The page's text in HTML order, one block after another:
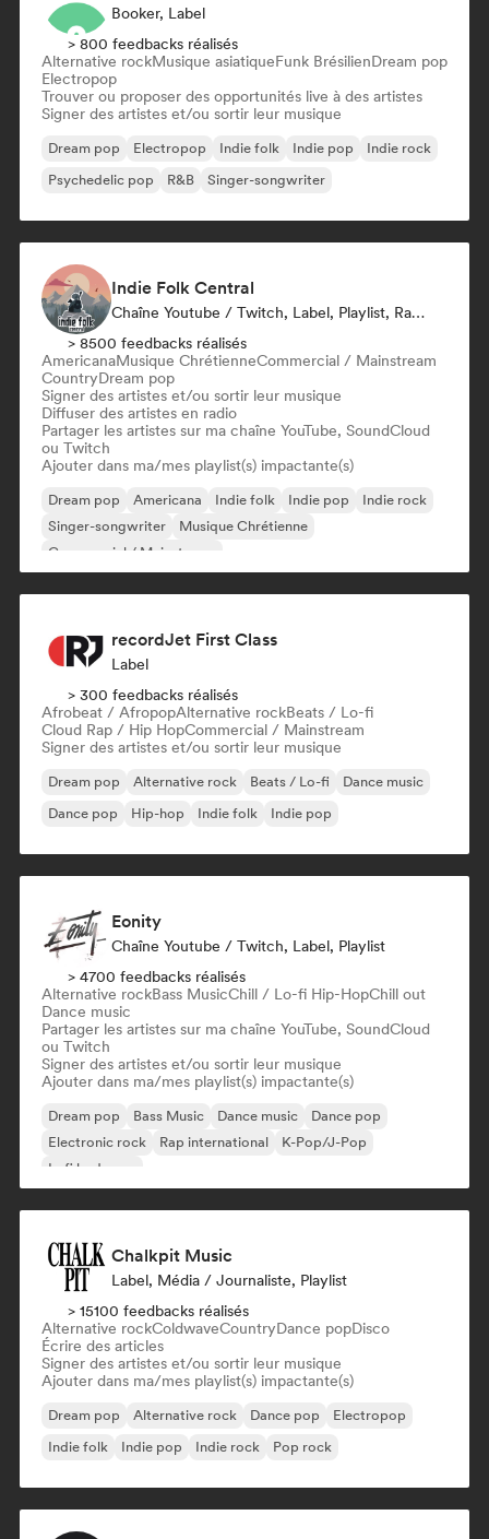
Booker, Label
> 800 feedbacks réalisés
Alternative rockMusique asiatiqueFunk BrésilienDream pop
Electropop
Trouver ou proposer des opportunités live à des artistes
Signer des artistes et/ou sortir leur musique
Dream pop Electropop Indie folk Indie pop
Indie rock
Psychedelic pop
R&B Singer-songwriter
Indie Folk Central
Chaîne Youtube / Twitch, Label, Playlist, Radio
> 8500 feedbacks réalisés
AmericanaMusique ChrétienneCommercial / Mainstream
CountryDream pop
Signer des artistes et/ou sortir leur musique
Diffuser des artistes en radio
Partager les artistes sur ma chaîne YouTube, SoundCloud
ou Twitch
Ajouter dans ma/mes playlist(s) impactante(s)
Dream pop Americana Indie folk Indie pop
Indie rock
Singer-songwriter
Musique Chrétienne
Commercial / Mainstream
recordJet First Class
Label
> 300 feedbacks réalisés
Afrobeat / AfropopAlternative rockBeats / Lo-fi
Cloud Rap / Hip HopCommercial / Mainstream
Signer des artistes et/ou sortir leur musique
Dream pop Alternative rock Beats / Lo-fi
Dance music
Dance pop
Hip-hop Indie folk Indie pop
Eonity
Chaîne Youtube / Twitch, Label, Playlist
> 4700 feedbacks réalisés
Alternative rockBass MusicChill / Lo-fi Hip-HopChill out
Dance music
Partager les artistes sur ma chaîne YouTube, SoundCloud
ou Twitch
Signer des artistes et/ou sortir leur musique
Ajouter dans ma/mes playlist(s) impactante(s)
Dream pop Bass Music Dance music
Dance pop
Electronic rock
Rap international
K-Pop/J-Pop
Lofi bedroom
Chalkpit Music
Label, Média / Journaliste, Playlist
> 15100 feedbacks réalisés
Alternative rockColdwaveCountryDance popDisco
Écrire des articles
Signer des artistes et/ou sortir leur musique
Ajouter dans ma/mes playlist(s) impactante(s)
Dream pop Alternative rock Dance pop
Electropop
Indie folk
Indie pop Indie rock Pop rock